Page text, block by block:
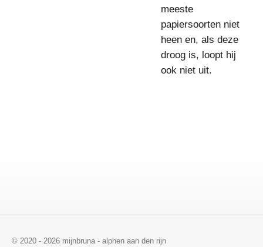
meeste
papiersoorten niet
heen en, als deze
droog is, loopt hij
ook niet uit.
© 2020 - 2026 mijnbruna - alphen aan den rijn